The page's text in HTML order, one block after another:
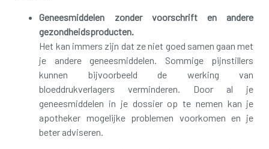
Geneesmiddelen zonder voorschrift en andere
gezondheidsproducten.
Het kan immers zijn dat ze niet goed samen gaan met
je andere geneesmiddelen. Sommige pijnstillers
kunnen bijvoorbeeld de werking van
bloeddrukverlagers verminderen. Door al je
geneesmiddelen in je dossier op te nemen kan je
apotheker mogelijke problemen voorkomen en je
beter adviseren.